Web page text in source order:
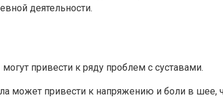
деятельности.
привести к ряду проблем с суставами.
может привести к напряжению и боли в